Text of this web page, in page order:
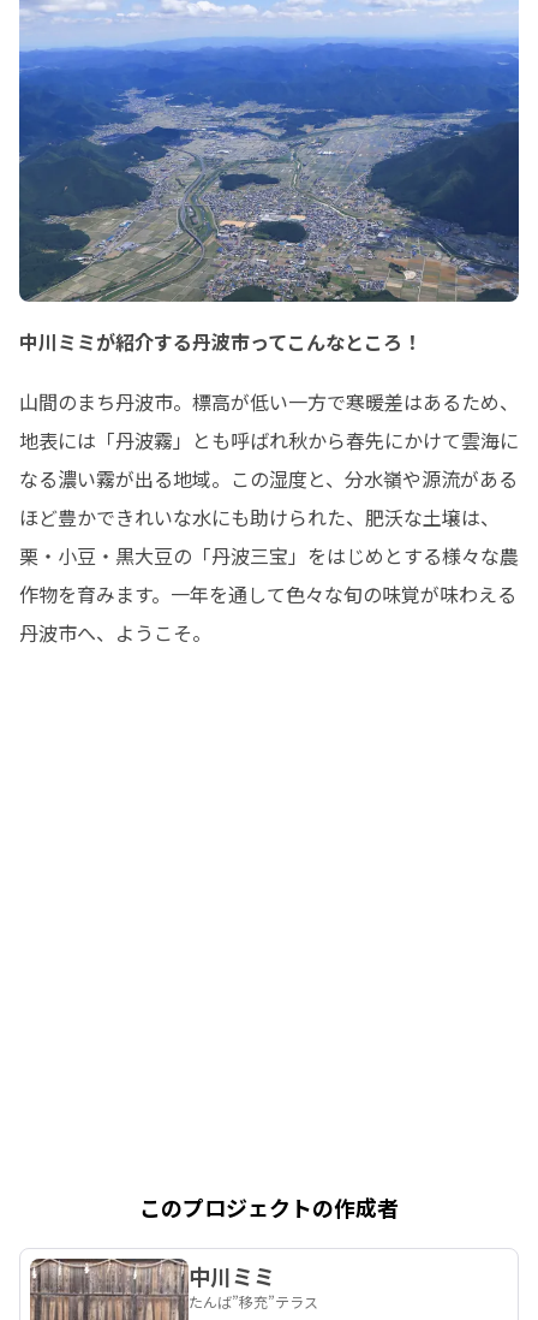
中川ミミが紹介する丹波市ってこんなところ！
山間のまち丹波市。標高が低い一方で寒暖差はあるため、
地表には「丹波霧」とも呼ばれ秋から春先にかけて雲海に
なる濃い霧が出る地域。この湿度と、分水嶺や源流がある
ほど豊かできれいな水にも助けられた、肥沃な土壌は、
栗・小豆・黒大豆の「丹波三宝」をはじめとする様々な農
作物を育みます。一年を通して色々な旬の味覚が味わえる
丹波市へ、ようこそ。
このプロジェクトの作成者
中川ミミ
たんば”移充”テラス